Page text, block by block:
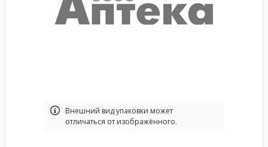
Bнешний вид упаковки может
отличаться от изображённого.